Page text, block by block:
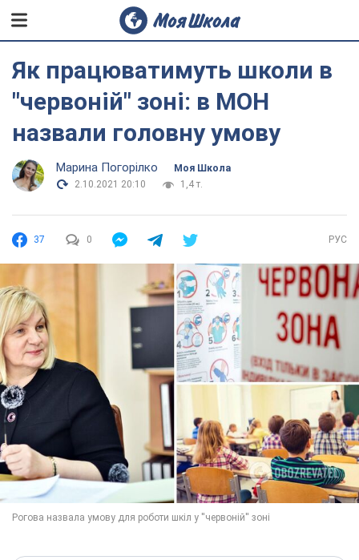
Як працюватимуть школи в
"червоній" зоні: в МОН
назвали головну умову
Марина Погорілко
Моя Школа
2.10.2021 20:10
1,4 т.
37 0 РУС